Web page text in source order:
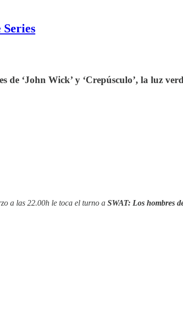
‘John Wick’ y ‘Crepúsculo’, la luz
a las 22.00h le toca el turno a SWAT: Los hombres